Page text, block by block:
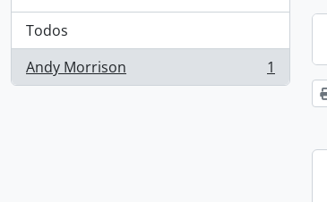
Todos
Andy Morrison
, 1 resultados 1